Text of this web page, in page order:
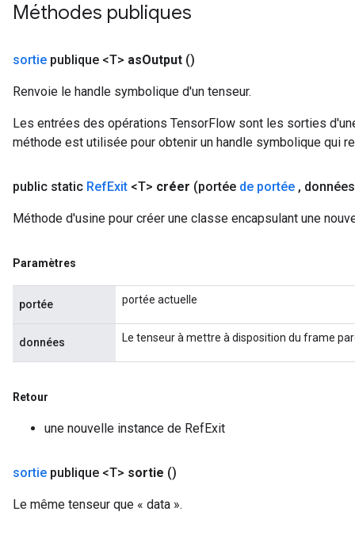
Méthodes publiques
sortie publique <T> asOutput ()
Renvoie le handle symbolique d'un tenseur.
Les entrées des opérations TensorFlow sont les sorties
méthode est utilisée pour obtenir un handle symbolique qui
public static RefExit <T> créer (portée de portée ,
Méthode d'usine pour créer une classe encapsulant une
Paramètres
portée portée actuelle
données Le tenseur à mettre à disposition du frame
Retour
une nouvelle instance de RefExit
sortie publique <T> sortie ()
Le même tenseur que « data ».